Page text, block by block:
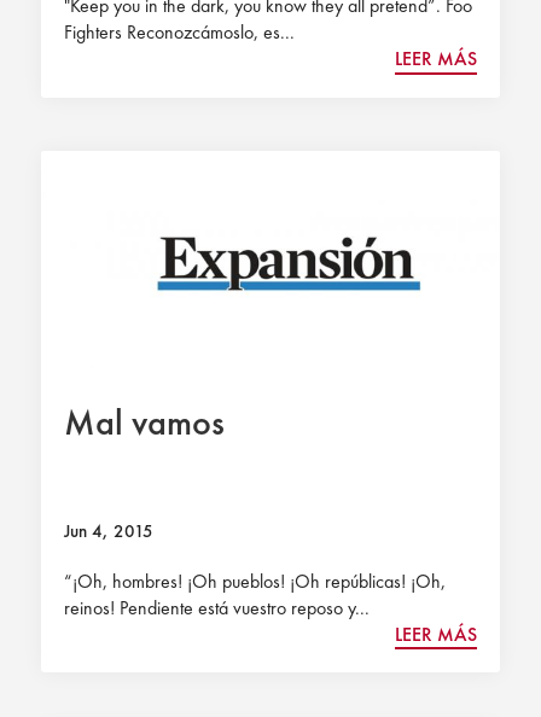
"Keep you in the dark, you know they all pretend”. Foo
Fighters Reconozcámoslo, es...
LEER MÁS
Mal vamos
Jun 4, 2015
“¡Oh, hombres! ¡Oh pueblos! ¡Oh repúblicas! ¡Oh,
reinos! Pendiente está vuestro reposo y...
LEER MÁS